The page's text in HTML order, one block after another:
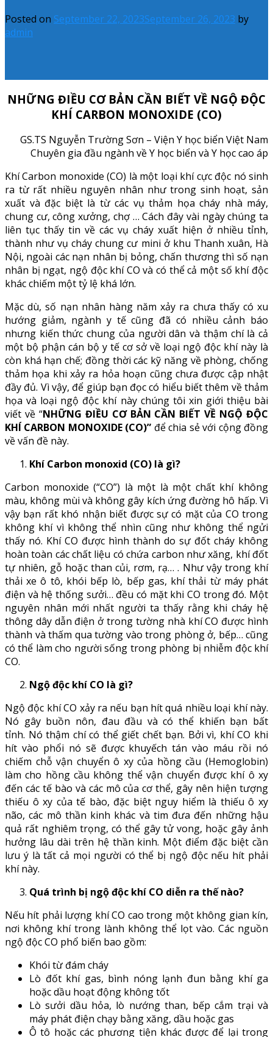
Posted on September 22, 2023September 26, 2023 by
admin
NHỮNG ĐIỀU CƠ BẢN CẦN BIẾT VỀ NGỘ ĐỘC
KHÍ CARBON MONOXIDE (CO)
GS.TS Nguyễn Trường Sơn – Viện Y học biển Việt Nam
Chuyên gia đầu ngành về Y học biển và Y học cao áp
Khí Carbon monoxide (CO) là một loại khí cực độc nó sinh
ra từ rất nhiều nguyên nhân như trong sinh hoạt, sản
xuất và đặc biệt là từ các vụ thảm họa cháy nhà máy,
chung cư, công xưởng, chợ … Cách đây vài ngày chúng ta
liên tục thấy tin về các vụ cháy xuất hiện ở nhiều tỉnh,
thành như vụ cháy chung cư mini ở khu Thanh xuân, Hà
Nội, ngoài các nạn nhân bị bỏng, chấn thương thì số nạn
nhân bị ngạt, ngộ độc khí CO và có thể cả một số khí độc
khác chiếm một tỷ lệ khá lớn.
Mặc dù, số nạn nhân hàng năm xảy ra chưa thấy có xu
hướng giảm, ngành y tế cũng đã có nhiều cảnh báo
nhưng kiến thức chung của người dân và thậm chí là cả
một bộ phận cán bộ y tế cơ sở về loại ngộ độc khí này là
còn khá hạn chế; đồng thời các kỹ năng về phòng, chống
thảm họa khi xảy ra hỏa hoạn cũng chưa được cập nhật
đầy đủ. Vì vậy, để giúp bạn đọc có hiểu biết thêm về thảm
họa và loại ngộ độc khí này chúng tôi xin giới thiệu bài
viết về “NHỮNG ĐIỀU CƠ BẢN CẦN BIẾT VỀ NGỘ ĐỘC
KHÍ CARBON MONOXIDE (CO)” để chia sẻ với cộng đồng
về vấn đề này.
Khí Carbon monoxid (CO) là gì?
Carbon monoxide (“CO”) là một là một chất khí không
màu, không mùi và không gây kích ứng đường hô hấp. Vì
vậy bạn rất khó nhận biết được sự có mặt của CO trong
không khí vì không thể nhìn cũng như không thể ngửi
thấy nó. Khí CO được hình thành do sự đốt cháy không
hoàn toàn các chất liệu có chứa carbon như xăng, khí đốt
tự nhiên, gỗ hoặc than củi, rơm, rạ… . Như vậy trong khí
thải xe ô tô, khói bếp lò, bếp gas, khí thải từ máy phát
điện và hệ thống sưởi… đều có mặt khi CO trong đó. Một
nguyên nhân mới nhất người ta thấy rằng khi cháy hệ
thông dây dẫn điện ở trong tường nhà khí CO được hình
thành và thấm qua tường vào trong phòng ở, bếp… cũng
có thể làm cho người sống trong phòng bị nhiễm độc khí
CO.
Ngộ độc khí CO là gì?
Ngộ độc khí CO xảy ra nếu bạn hít quá nhiều loại khí này.
Nó gây buồn nôn, đau đầu và có thể khiến bạn bất
tỉnh. Nó thậm chí có thể giết chết bạn. Bởi vì, khí CO khi
hít vào phổi nó sẽ được khuyếch tán vào máu rồi nó
chiếm chỗ vận chuyển ô xy của hồng cầu (Hemoglobin)
làm cho hồng cầu không thể vận chuyển được khí ô xy
đến các tế bào và các mô của cơ thể, gây nên hiện tượng
thiếu ô xy của tế bào, đặc biệt nguy hiểm là thiếu ô xy
não, các mô thần kinh khác và tim đưa đến những hậu
quả rất nghiêm trọng, có thể gây tử vong, hoặc gây ảnh
hưởng lâu dài trên hệ thần kinh. Một điểm đặc biệt cần
lưu ý là tất cả mọi người có thể bị ngộ độc nếu hít phải
khí này.
Quá trình bị ngộ độc khí CO diễn ra thế nào?
Nếu hít phải lượng khí CO cao trong một không gian kín,
nơi không khí trong lành không thể lọt vào. Các nguồn
ngộ độc CO phổ biến bao gồm:
Khói từ đám cháy
Lò đốt khí gas, bình nóng lạnh đun bằng khí ga
hoặc dầu hoạt động không tốt
Lò sưởi dầu hỏa, lò nướng than, bếp cắm trại và
máy phát điện chạy bằng xăng, dầu hoặc gas
Ô tô hoặc các phương tiện khác được để lại trong